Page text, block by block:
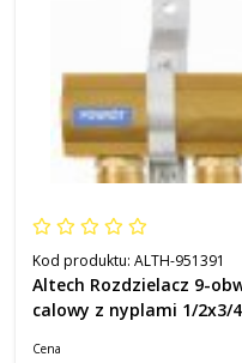
Kod produktu: ALTH-951391
Altech Rozdzielacz 9-
calowy z nyplami 1/2x3/
Cena